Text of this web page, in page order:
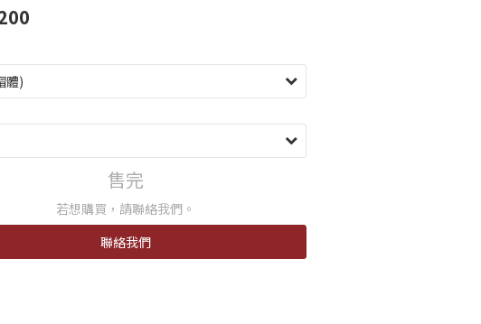
售完
若想購買，請聯絡我們。
聯絡我們